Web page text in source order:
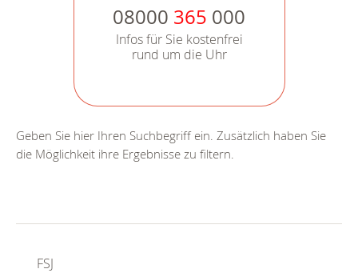
08000 365 000
Infos für Sie kostenfrei
rund um die Uhr
Geben Sie hier Ihren Suchbegriff ein. Zusätzlich haben Sie
die Möglichkeit ihre Ergebnisse zu filtern.